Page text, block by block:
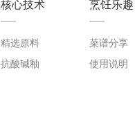
核心技术
精选原料
抗酸碱釉
烹饪乐趣
菜谱分享
使用说明